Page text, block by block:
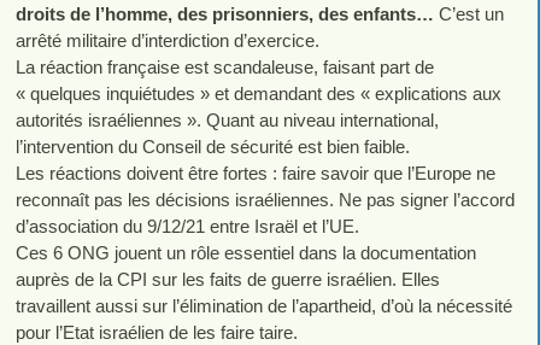
droits de l’homme, des prisonniers, des enfants… C’est un
arrêté militaire d’interdiction d’exercice.
La réaction française est scandaleuse, faisant part de
« quelques inquiétudes » et demandant des « explications aux
autorités israéliennes ». Quant au niveau international,
l’intervention du Conseil de sécurité est bien faible.
Les réactions doivent être fortes : faire savoir que l’Europe ne
reconnaît pas les décisions israéliennes. Ne pas signer l’accord
d’association du 9/12/21 entre Israël et l’UE.
Ces 6 ONG jouent un rôle essentiel dans la documentation
auprès de la CPI sur les faits de guerre israélien. Elles
travaillent aussi sur l’élimination de l’apartheid, d’où la nécessité
pour l’Etat israélien de les faire taire.